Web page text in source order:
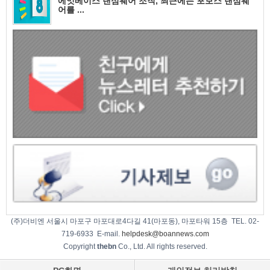
어를 ...
(주)더비엔 서울시 마포구 마포대로4다길 41(마포동), 마포타워 15층 TEL. 02-
719-6933 E-mail. helpdesk@boannews.com
CopyrightthebnCo., Ltd. All rights reserved.